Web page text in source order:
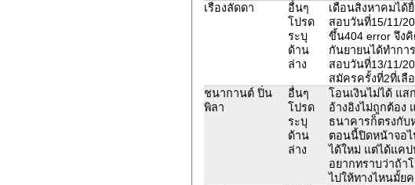
เรืองลัดดา
อื่นๆ
โปรด
ระบุ
ด้าน
ล่าง
เดือนสิงหาคมได้
สอบวันที่15/11/
ขึ้น404 error จึง
กันยายนได้ทำกา
สอบวันที่13/11/
สมัครครั้งที่2ที่เลื
ชนากานต์ ปิ่น
พิลา
อื่นๆ
โปรด
ระบุ
ด้าน
ล่าง
โอนเงินไม่ได้ แ
อ้างอิงไม่ถูกต้อง
ธนาคารก็ตรงกับ
ตอนนี้ปิดหน้าจอไ
ได้ใหม่ แต่ได้แค
อยากทราบว่าถ้า
ไปให้ทางไหนมั้ย